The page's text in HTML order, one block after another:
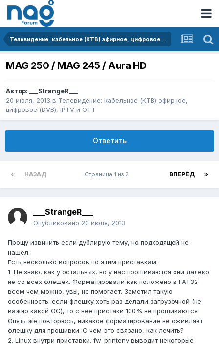
Телевидение: кабельное (КТВ) эфирное, цифровое (DVB), IPTV и OTT
MAG 250 / MAG 245 / Aura HD
Автор: ___StrangeR___
20 июля, 2013 в Телевидение: кабельное (КТВ) эфирное,
цифровое (DVB), IPTV и OTT
Ответить
НАЗАД ВПЕРЁД
Страница 1 из 2
___StrangeR___
Опубликовано 20 июля, 2013
Прощу извинить если дублирую тему, но подходящей не
нашел.
Есть несколько вопросов по этим приставкам:
1. Не знаю, как у остальных, но у нас прошиваются они далеко
не со всех флешек. Форматировали как положено в FAT32
всем чем можно, увы, не помогает. Заметил такую
особенность: если флешку хоть раз делали загрузочной (не
важно какой ОС), то с нее пристаки 100% не прошиваются.
Опять же повторюсь, никакое форматирование не оживляет
флешку для прошивки. С чем это связано, как лечить?
2. Linux внутри приставки. fw_printenv выводит некоторые